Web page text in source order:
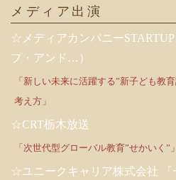
メディア出演
☆メディアカンパニー
プ・アンド…）
「新しい未来に活躍する”新子ども教
考え方」
☆CRT栃木放送
「次世代型グローバル教育”せかいく”」
☆ユニークキャリア株式会社 『